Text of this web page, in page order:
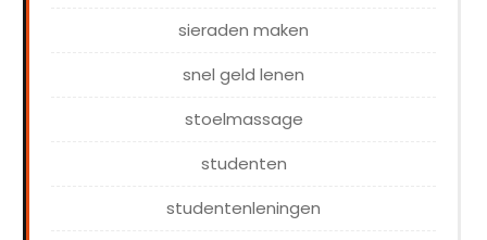
sieraden maken
snel geld lenen
stoelmassage
studenten
studentenleningen